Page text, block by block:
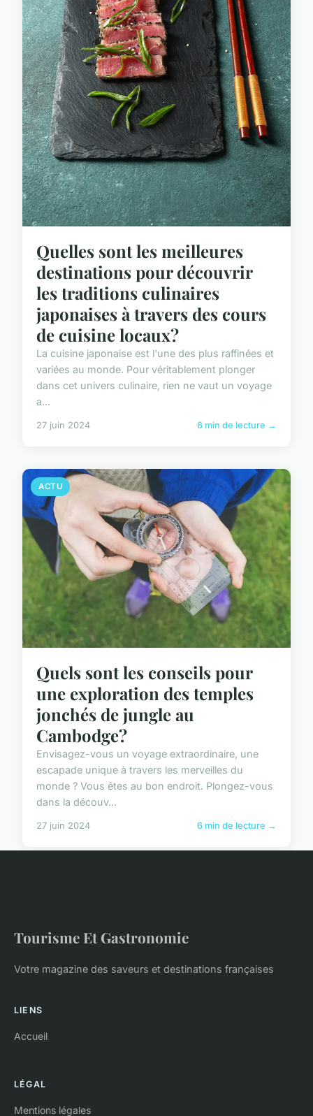
Quelles sont les meilleures
destinations pour découvrir
les traditions culinaires
japonaises à travers des cours
de cuisine locaux?
La cuisine japonaise est l'une des plus raffinées et
variées au monde. Pour véritablement plonger
dans cet univers culinaire, rien ne vaut un voyage
a...
27 juin 2024 6 min de lecture →
ACTU
Quels sont les conseils pour
une exploration des temples
jonchés de jungle au
Cambodge?
Envisagez-vous un voyage extraordinaire, une
escapade unique à travers les merveilles du
monde ? Vous êtes au bon endroit. Plongez-vous
dans la découv...
27 juin 2024 6 min de lecture →
Tourisme Et Gastronomie
Votre magazine des saveurs et destinations françaises
LIENS
Accueil
LÉGAL
Mentions légales